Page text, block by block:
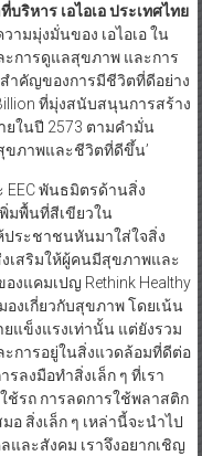
ริหาร เอไอเอ ประเทศไทย
ามมุ่งมั่นของ เอไอเอ ใน
การดูแลสุขภาพ และการ
ำคัญของการมีชีวิตที่ดีอย่าง
ที่มุ่งสนับสนุนการสร้าง
ในปี 2573 ตามคำมั่น
สุขภาพและชีวิตที่ดีขึ้น’
EEC พันธมิตรด้านสิ่ง
มพื้นที่สีเขียวใน
ประชาชนหันมาใส่ใจสิ่ง
เสริมให้ผู้คนมีสุขภาพและ
งแคมเปญ Rethink Healthy
งเกี่ยวกับสุขภาพ โดยเน้น
ยแข็งแรงเท่านั้น แต่ยังรวม
ะการอยู่ในสิ่งแวดล้อมที่ดีต่อ
ลงมือทำสิ่งเล็ก ๆ ที่เรา
ช้รถ การลดการใช้พลาสติก
อ สิ่งเล็ก ๆ เหล่านี้จะนำไป
ละสังคม เราจึงอยากเชิญ